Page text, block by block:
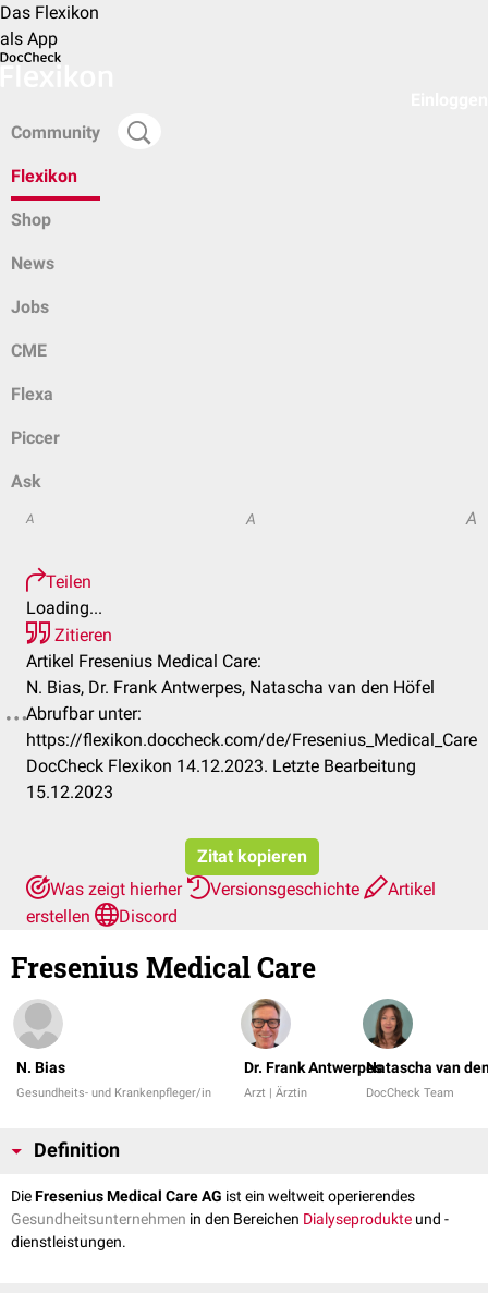
Das Flexikon
als App
Community
Flexikon
Shop
News
Jobs
CME
Flexa
Piccer
Ask
A A A
Teilen
Loading...
Zitieren
Artikel Fresenius Medical Care:
N. Bias, Dr. Frank Antwerpes, Natascha van den Höfel
Abrufbar unter:
https://flexikon.doccheck.com/de/Fresenius_Medical_Care
DocCheck Flexikon 14.12.2023. Letzte Bearbeitung
15.12.2023
Zitat kopieren
Was zeigt hierher
Versionsgeschichte
Artikel
erstellen
Discord
Fresenius Medical Care
N. Bias
Gesundheits- und Krankenpfleger/in
Dr. Frank Antwerpes
Arzt | Ärztin
Natascha van
DocCheck Team
Definition
DieFresenius Medical Care AG ist ein weltweit operierendes
Gesundheitsunternehmen in den Bereichen Dialyseprodukte und -
dienstleistungen.